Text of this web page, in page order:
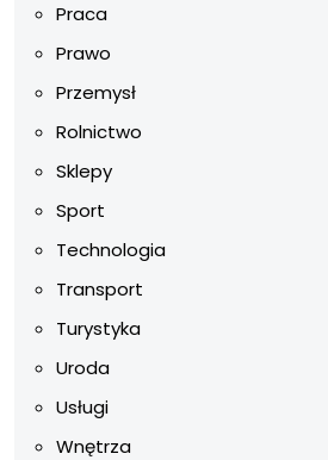
Praca
Prawo
Przemysł
Rolnictwo
Sklepy
Sport
Technologia
Transport
Turystyka
Uroda
Usługi
Wnętrza